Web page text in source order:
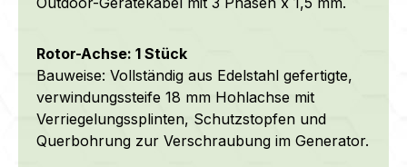
Rotor-Achse: 1 Stück
Bauweise: Vollständig aus Edelstahl gefertigte,
verwindungssteife 18 mm Hohlachse mit
Verriegelungssplinten, Schutzstopfen und
Querbohrung zur Verschraubung im Generator.